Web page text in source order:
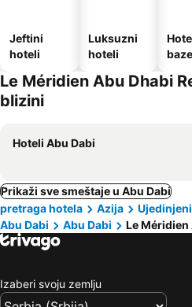
Jeftini
hoteli
Luksuzni
hoteli
Le Méridien Abu Dhabi
blizini
Hoteli Abu Dabi
Prikaži sve smeštaje u Abu Dabi
pretraga hotela
Azija
Abu Dabi
Abu Dabi Le Méridien
Izaberi svoju zemlju